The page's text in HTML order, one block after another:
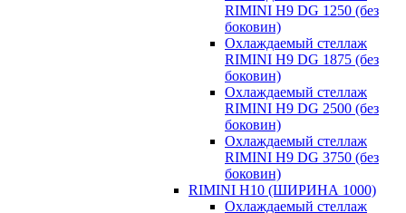
RIMINI H9 DG 1250 (без
боковин)
Охлаждаемый стеллаж
RIMINI H9 DG 1875 (без
боковин)
Охлаждаемый стеллаж
RIMINI H9 DG 2500 (без
боковин)
Охлаждаемый стеллаж
RIMINI H9 DG 3750 (без
боковин)
RIMINI H10 (ШИРИНА 1000)
Охлаждаемый стеллаж